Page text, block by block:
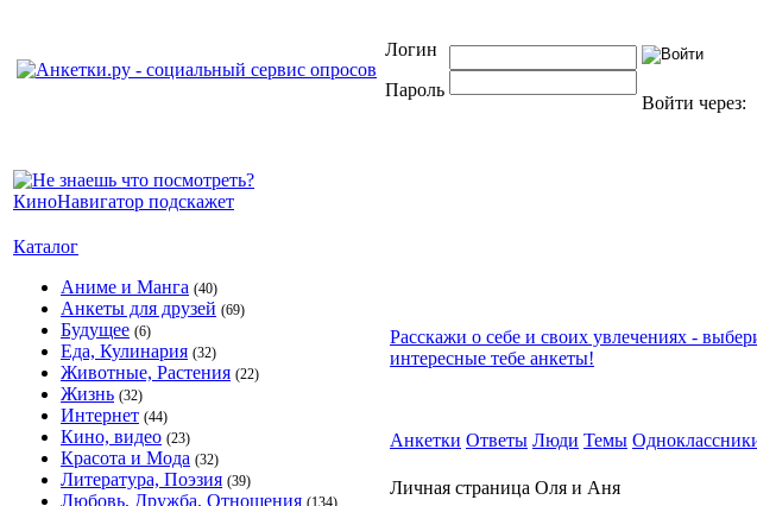
Логин
Пароль
Войти через:
Каталог
Аниме и Манга (40)
Анкеты для друзей (69)
Будущее (6)
Еда, Кулинария (32)
Животные, Растения (22)
Жизнь (32)
Интернет (44)
Кино, видео (23)
Красота и Мода (32)
Литература, Поэзия (39)
Любовь, Дружба, Отношения (134)
Расскажи о себе и своих увлечениях -
интересные тебе анкеты!
Анкетки Ответы Люди Темы
Личная страница Оля и Аня